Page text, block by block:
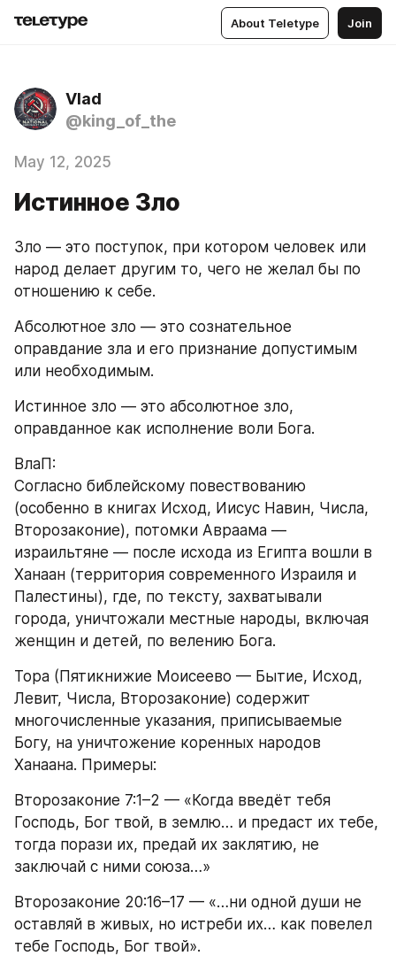
About Teletype Join
Vlad
@king_of_the
May 12, 2025
Истинное Зло
Зло — это поступок, при котором человек или
народ делает другим то, чего не желал бы по
отношению к себе.
Абсолютное зло — это сознательное
оправдание зла и его признание допустимым
или необходимым.
Истинное зло — это абсолютное зло,
оправданное как исполнение воли Бога.
ВлаП:
Согласно библейскому повествованию
(особенно в книгах Исход, Иисус Навин, Числа,
Второзаконие), потомки Авраама —
израильтяне — после исхода из Египта вошли в
Ханаан (территория современного Израиля и
Палестины), где, по тексту, захватывали
города, уничтожали местные народы, включая
женщин и детей, по велению Бога.
Тора (Пятикнижие Моисеево — Бытие, Исход,
Левит, Числа, Второзаконие) содержит
многочисленные указания, приписываемые
Богу, на уничтожение коренных народов
Ханаана. Примеры:
Второзаконие 7:1–2 — «Когда введёт тебя
Господь, Бог твой, в землю… и предаст их тебе,
тогда порази их, предай их заклятию, не
заключай с ними союза…»
Второзаконие 20:16–17 — «…ни одной души не
оставляй в живых, но истреби их… как повелел
тебе Господь, Бог твой».